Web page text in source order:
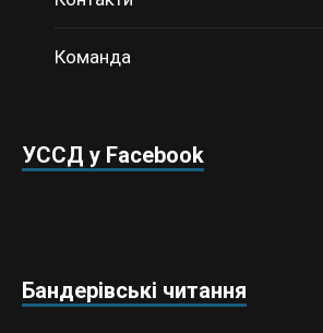
Команда
УССД у Facebook
Бандерівські читання